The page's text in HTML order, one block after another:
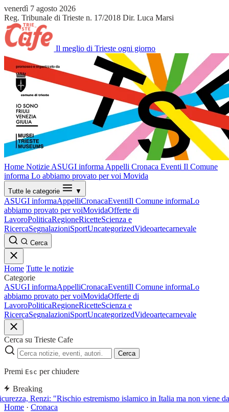
venerdì 7 agosto 2026
Reg. Tribunale di Trieste n. 17/2018 Dir. Luca Marsi
Il meglio di Trieste ogni giorno
Home Notizie ASUGI informa Appelli Cronaca Eventi Il Comune
informa Lo abbiamo provato per voi Movida
Tutte le categorie ▼
ASUGI informaAppelliCronacaEventiIl Comune informaLo
abbiamo provato per voiMovidaOfferte di
LavoroPoliticaRegioneRicetteScienza e
RicercaSegnalazioniSportUncategorizedVideoartecarnevale
Cerca
Home Tutte le notizie
Categorie
ASUGI informaAppelliCronacaEventiIl Comune informaLo
abbiamo provato per voiMovidaOfferte di
LavoroPoliticaRegioneRicetteScienza e
RicercaSegnalazioniSportUncategorizedVideoartecarnevale
Cerca su Trieste Cafe
Cerca
Premi Esc per chiudere
Breaking
Renzi: "Rischio estremismo islamico in Italia ma non viene
Home · Cronaca